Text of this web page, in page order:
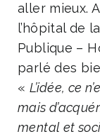
aller mieux.
l’hôpital de
Publique –
parlé des
« L’idée, ce
mais
mental et